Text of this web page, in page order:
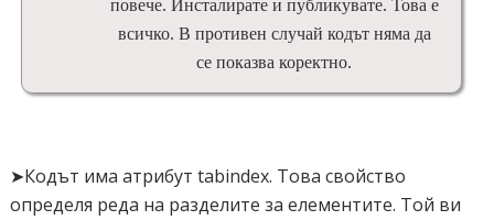
top: 0px;
width: 100%;
z-index: 1;
-moz-transition: all 1.0s ease;
-o-transition: all 1.0s ease;
повече. Инсталирате и публикувате. Това е
всичко. В противен случай кодът няма да
се показва коректно.
➤Кодът има атрибут tabindex. Това свойство
определя реда на разделите за елементите. Той ви